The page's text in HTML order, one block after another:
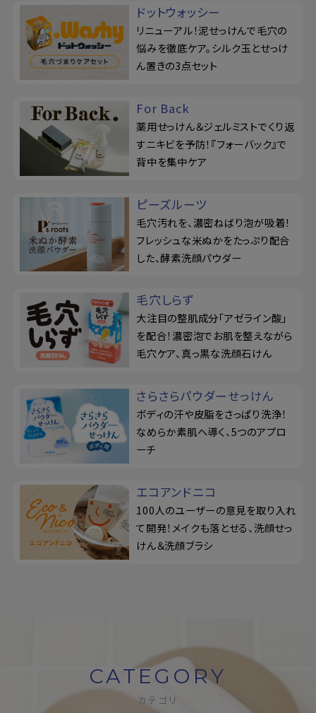
ドットウォッシー
リニューアル！泥せっけんで毛穴の
悩みを徹底ケア。シルク玉とせっけ
ん置きの3点セット
For Back
薬用せっけん＆ジェルミストでくり返
すニキビを予防！『フォーバック』で
背中を集中ケア
ピーズルーツ
毛穴汚れを、濃密ねばり泡が吸着！
フレッシュな米ぬかをたっぷり配合
した、酵素洗顔パウダー
毛穴しらず
大注目の整肌成分「アゼライン酸」
を配合！濃密泡でお肌を整えながら
毛穴ケア、真っ黒な洗顔石けん
さらさらパウダーせっけん
ボディの汗や皮脂をさっぱり洗浄！
なめらか素肌へ導く、5つのアプロ
ーチ
エコアンドニコ
100人のユーザーの意見を取り入れ
て開発！メイクも落とせる、洗顔せっ
けん＆洗顔ブラシ
CATEGORY
カテゴリ